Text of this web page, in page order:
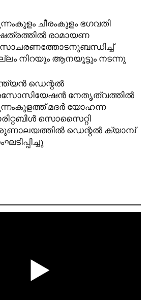
ചീരംകുളം ഭഗവതി
രാമായണ
നിറയും ആനയൂട്ടും നടന്നു
ഡെന്റല്‍
നേതൃത്വത്തില്‍
മദര്‍ യോഹന്ന
സൊസൈറ്റി
ഡെന്റല്‍ ക്യാമ്പ്